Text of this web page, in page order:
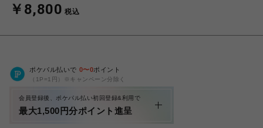
￥8,800 税込
ポケパル払いで 0〜0ポイント
（1P=1円）※キャンペーン分除く
会員登録後、ポケパル払い初回登録&利用で
最大1,500円分ポイント進呈